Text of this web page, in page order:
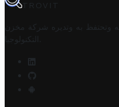
TROVIT
وتحتفظ به وتديره
شركة مخزن
التكنولوجيا